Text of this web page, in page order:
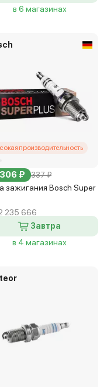
в 6 магазинах
производительность
₽ 337 ₽
зажигания Bosch Super
235 666
Завтра
в 4 магазинах